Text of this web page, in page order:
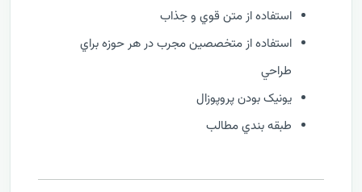
استفاده از متن قوي و جذاب
استفاده از متخصصين مجرب در هر حوزه براي
طراحي
يونيک بودن پروپوزال
طبقه بندي مطالب